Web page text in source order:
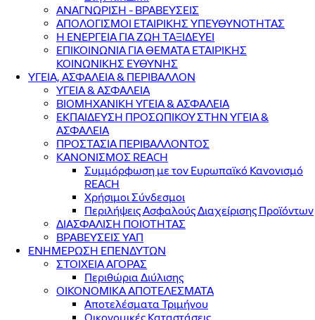
ΑΝΑΓΝΩΡΙΣΗ - ΒΡΑΒΕΥΣΕΙΣ
ΑΠΟΛΟΓΙΣΜΟΙ ΕΤΑΙΡΙΚΗΣ ΥΠΕΥΘΥΝΟΤΗΤΑΣ
Η ΕΝΕΡΓΕΙΑ ΓΙΑ ΖΩΗ ΤΑΞΙΔΕΥΕΙ
ΕΠΙΚΟΙΝΩΝΙΑ ΓΙΑ ΘΕΜΑΤΑ ΕΤΑΙΡΙΚΗΣ
ΚΟΙΝΩΝΙΚΗΣ ΕΥΘΥΝΗΣ
ΥΓΕΙΑ, ΑΣΦΑΛΕΙΑ & ΠΕΡΙΒΑΛΛΟΝ
ΥΓΕΙΑ & ΑΣΦΑΛΕΙΑ
ΒΙΟΜΗΧΑΝΙΚΗ ΥΓΕΙΑ & ΑΣΦΑΛΕΙΑ
ΕΚΠΑΙΔΕΥΣΗ ΠΡΟΣΩΠΙΚΟΥ ΣΤΗΝ ΥΓΕΙΑ &
ΑΣΦΑΛΕΙΑ
ΠΡΟΣΤΑΣΙΑ ΠΕΡΙΒΑΛΛΟΝΤΟΣ
ΚΑΝΟΝΙΣΜΟΣ REACH
Συμμόρφωση με τον Ευρωπαϊκό Κανονισμό
REACH
Χρήσιμοι Σύνδεσμοι
Περιλήψεις Ασφαλούς Διαχείρισης Προϊόντων
ΔΙΑΣΦΑΛΙΣΗ ΠΟΙΟΤΗΤΑΣ
ΒΡΑΒΕΥΣΕΙΣ ΥΑΠ
ΕΝΗΜΕΡΩΣΗ ΕΠΕΝΔΥΤΩΝ
ΣΤΟΙΧΕΙΑ ΑΓΟΡΑΣ
Περιθώρια Διύλισης
ΟΙΚΟΝΟΜΙΚΑ ΑΠΟΤΕΛΕΣΜΑΤΑ
Αποτελέσματα Τριμήνου